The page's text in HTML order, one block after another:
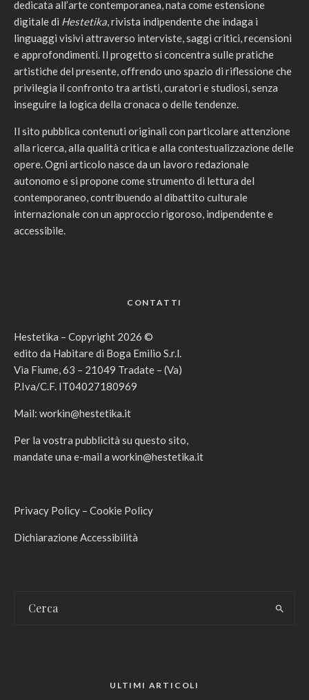
dedicata all’arte contemporanea, nata come estensione
digitale di Hestetika, rivista indipendente che indaga i
linguaggi visivi attraverso interviste, saggi critici, recensioni
e approfondimenti. Il progetto si concentra sulle pratiche
artistiche del presente, offrendo uno spazio di riflessione che
privilegia il confronto tra artisti, curatori e studiosi, senza
inseguire la logica della cronaca o delle tendenze.
Il sito pubblica contenuti originali con particolare attenzione
alla ricerca, alla qualità critica e alla contestualizzazione delle
opere. Ogni articolo nasce da un lavoro redazionale
autonomo e si propone come strumento di lettura del
contemporaneo, contribuendo al dibattito culturale
internazionale con un approccio rigoroso, indipendente e
accessibile.
CONTATTI
Hestetika – Copyright 2026 ©
edito da Habitare di Boga Emilio S.r.l.
Via Fiume, 63 – 21049 Tradate – (Va)
P.Iva/C.F. IT04027180969
Mail: workin@hestetika.it
Per la vostra pubblicità su questo sito,
mandate una e-mail a workin@hestetika.it
Privacy Policy – Cookie Policy
Dichiarazione Accessibilità
ULTIMI ARTICOLI